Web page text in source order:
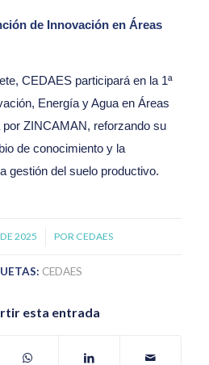
de Innovación en Áreas
CEDAES participará en la 1ª
Energía y Agua en Áreas
ZINCAMAN, reforzando su
de conocimiento y la
gestión del suelo productivo.
2025 POR CEDAES
CEDAES
esta entrada